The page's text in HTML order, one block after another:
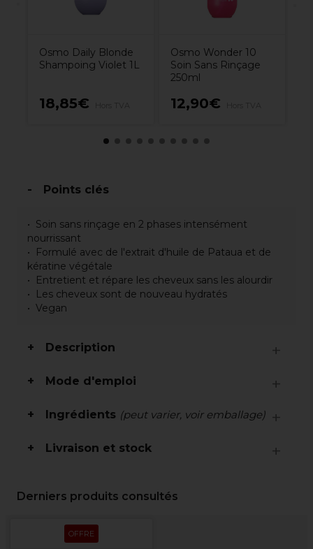
Osmo Daily Blonde
Shampoing Violet 1L
18,85€
Osmo Wonder 10
Soin Sans Rinçage
250ml
12,90€
Points clés
Soin sans rinçage en 2 phases intensément
nourrissant
Formulé avec de l'extrait d'huile de Pataua et de
kératine végétale
Entretient et répare les cheveux sans les alourdir
Les cheveux sont de nouveau hydratés
Vegan
Description
Mode d'emploi
Ingrédients (peut varier, voir emballage)
Livraison et stock
Derniers produits consultés
OFFRE